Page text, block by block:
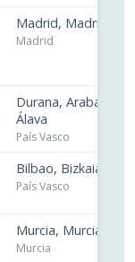
Madrid, Madrid
Madrid
Durana, Araba/
Álava
País Vasco
Bilbao, Bizkaia
País Vasco
Murcia, Murcia
Murcia